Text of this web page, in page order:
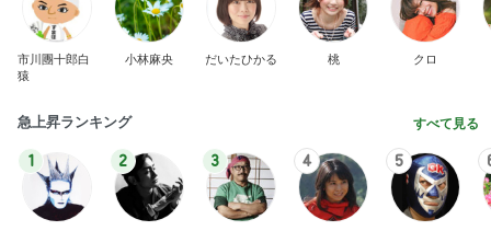
市川團十郎白
猿
小林麻央 だいたひかる 桃 クロ
急上昇ランキング すべて見る
1 2 3 4 5